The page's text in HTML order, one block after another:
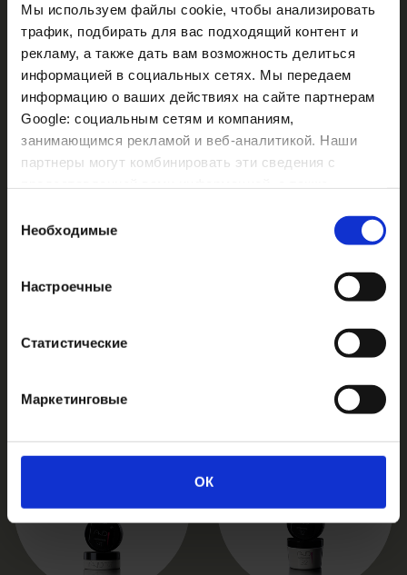
Мы используем файлы cookie, чтобы анализировать
трафик, подбирать для вас подходящий контент и
рекламу, а также дать вам возможность делиться
информацией в социальных сетях. Мы передаем
информацию о ваших действиях на сайте партнерам
Google: социальным сетям и компаниям,
занимающимся рекламой и веб-аналитикой. Наши
партнеры могут комбинировать эти сведения с
вами их сервисов.
согласия
Необходимые
Настроечные
Статистические
Маркетинговые
ОК